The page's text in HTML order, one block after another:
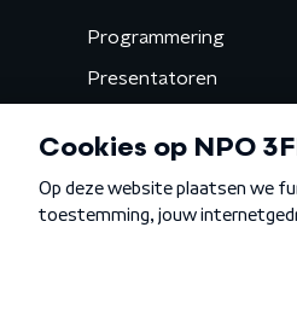
Programmering
Presentatoren
Gemist
Algemene voorwaarden